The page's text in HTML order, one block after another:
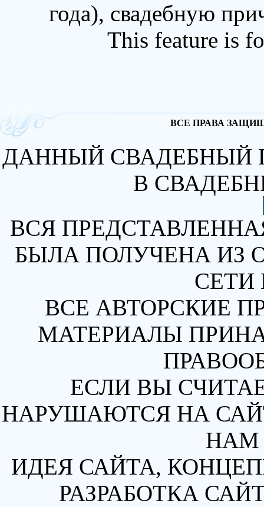
года), свадебную
This feature is
ВСЕ ПРАВА
ДАННЫЙ СВАДЕБНЫЙ
В
ВСЯ
БЫЛА ПОЛУЧЕНА ИЗ
СЕТИ
ВСЕ АВТОРСКИЕ
МАТЕРИАЛЫ
ЕСЛИ ВЫ
НАРУШАЮТСЯ НА
НАМ
ИДЕЯ САЙТА,
РАЗРАБОТКА